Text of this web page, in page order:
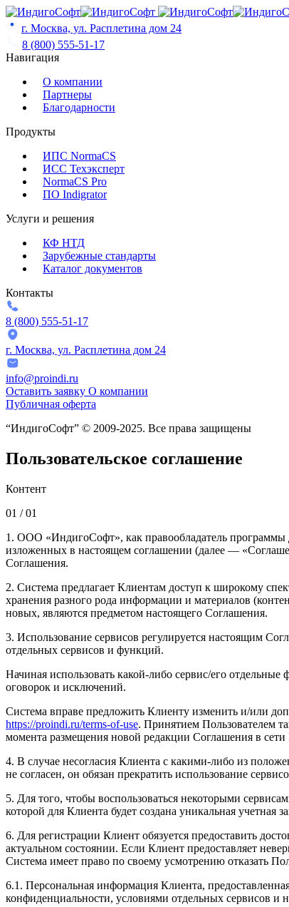
Skip
to
content
г. Москва, ул. Расплетина дом 24
8 (800) 555-51-17
Навигация
О компании
Партнеры
Благодарности
Продукты
ИПС NormaCS
ИСС Техэксперт
NormaCS Pro
ПО Indigrator
Услуги и решения
КФ НТД
Зарубежные стандарты
Каталог документов
Контакты
8 (800) 555-51-17
г. Москва, ул. Расплетина дом 24
info@proindi.ru
Оставить заявку О компании
Публичная оферта
“ИндигоСофт” © 2009-2025. Все права защищены
Пользовательское соглашение
Контент
01 /01
1. ООО «ИндигоСофт», как правообладатель программы
изложенных в настоящем соглашении (далее —
Соглашения.
2. Система предлагает Клиентам доступ к широкому
хранения разного рода информации и материалов
новых, являются предметом настоящего Соглашения.
3. Использование сервисов регулируется настоящим
отдельных сервисов и функций.
Начиная использовать какой-либо сервис/его
оговорок и исключений.
Система вправе предложить Клиенту изменить и/или
https://proindi.ru/terms-of-use. Принятием Пользователем
момента размещения новой редакции Соглашения в
4. В случае несогласия Клиента с какими-либо из
не согласен, он обязан прекратить использование
5. Для того, чтобы воспользоваться некоторыми
которой для Клиента будет создана уникальная учетная
6. Для регистрации Клиент обязуется предоставить
актуальном состоянии. Если Клиент предоставляет
Система имеет право по своему усмотрению отказать
6.1. Персональная информация Клиента,
конфиденциальности, условиями отдельных сервисов и